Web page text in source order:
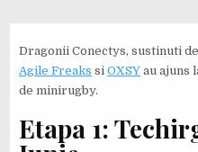
Dragonii Conectys, sustinuti
Agile Freaks siOXSY au ajuns
de minirugby.
Etapa 1: